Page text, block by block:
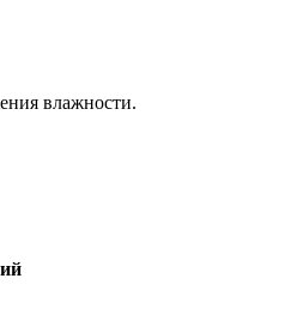
влажности.